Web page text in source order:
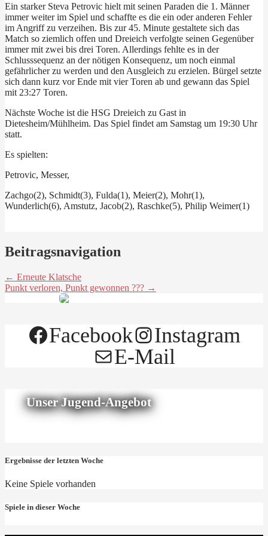
Ein starker Steva Petrovic hielt mit seinen Paraden die 1. Männer
immer weiter im Spiel und schaffte es die ein oder anderen Fehler
im Angriff zu verzeihen. Bis zur 45. Minute gestaltete sich das
Match so ziemlich offen und Dreieich verfolgte seinen Gegenüber
immer mit zwei bis drei Toren. Allerdings fehlte es in der
Schlusssequenz an der nötigen Konsequenz, um noch einmal
gefährlicher zu werden und den Ausgleich zu erzielen. Bürgel setzte
sich dann kurz vor Ende mit vier Toren ab und gewann das Spiel
mit 23:27 Toren.
Nächste Woche ist die HSG Dreieich zu Gast in
Dietesheim/Mühlheim. Das Spiel findet am Samstag um 19:30 Uhr
statt.
Es spielten:
Petrovic, Messer,
Zachgo(2), Schmidt(3), Fulda(1), Meier(2), Mohr(1),
Wunderlich(6), Amstutz, Jacob(2), Raschke(5), Philip Weimer(1)
Beitragsnavigation
← Erneute Klatsche
Punkt verloren, Punkt gewonnen ??? →
Facebook
Instagram
E-Mail
Unser Jugend-Angebot
Ergebnisse der letzten Woche
Keine Spiele vorhanden
Spiele in dieser Woche